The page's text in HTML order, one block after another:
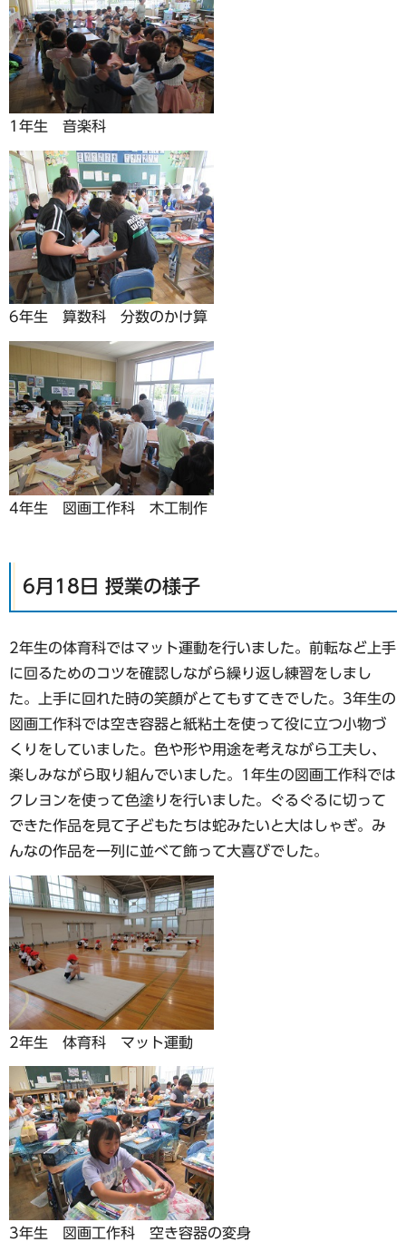
1年生 音楽科
6年生 算数科 分数のかけ算
4年生 図画工作科 木工制作
6月18日 授業の様子
2年生の体育科ではマット運動を行いました。前転など上手
に回るためのコツを確認しながら繰り返し練習をしまし
た。上手に回れた時の笑顔がとてもすてきでした。3年生の
図画工作科では空き容器と紙粘土を使って役に立つ小物づ
くりをしていました。色や形や用途を考えながら工夫し、
楽しみながら取り組んでいました。1年生の図画工作科では
クレヨンを使って色塗りを行いました。ぐるぐるに切って
できた作品を見て子どもたちは蛇みたいと大はしゃぎ。み
んなの作品を一列に並べて飾って大喜びでした。
2年生 体育科 マット運動
3年生 図画工作科 空き容器の変身